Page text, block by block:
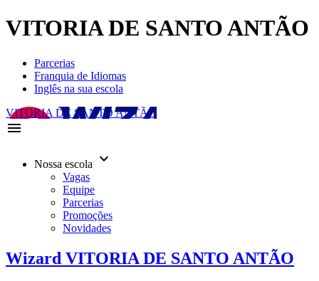
VITORIA DE SANTO ANTÃO
Parcerias
Franquia de Idiomas
Inglês na sua escola
VITORIA DE SANTO ANTÃO
menu
Nossa escola keyboard_arrow_down
Vagas
Equipe
Parcerias
Promoções
Novidades
Wizard VITORIA DE SANTO ANTÃO